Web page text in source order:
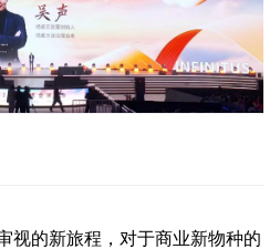
视的新旅程，对于商业新物种的